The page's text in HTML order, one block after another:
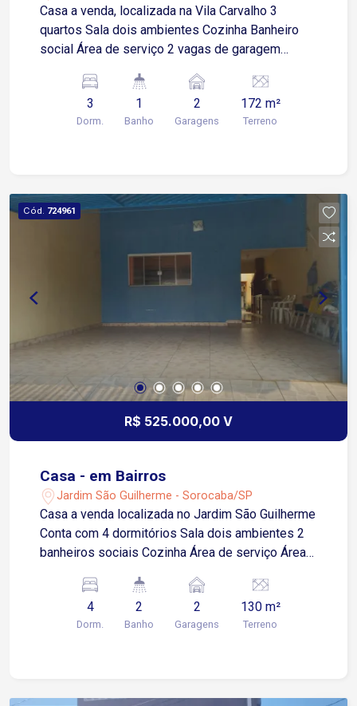
Casa a venda, localizada na Vila Carvalho 3
quartos Sala dois ambientes Cozinha Banheiro
social Área de serviço 2 vagas de garagem
3
Dorm.
1
Banho
2
Garagens
172 m²
Terreno
Cód. 724961
R$ 525.000,00 V
Casa - em Bairros
Jardim São Guilherme - Sorocaba/SP
Casa a venda localizada no Jardim São Guilherme
Conta com 4 dormitórios Sala dois ambientes 2
banheiros sociais Cozinha Área de serviço Área
cobertas
4
Dorm.
2
Banho
2
Garagens
130 m²
Terreno